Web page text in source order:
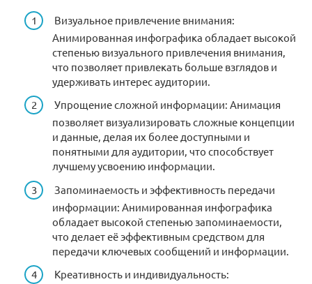
Визуальное привлечение внимания:
Анимированная инфографика обладает высокой
степенью визуального привлечения внимания,
что позволяет привлекать больше взглядов и
удерживать интерес аудитории.
Упрощение сложной информации: Анимация
позволяет визуализировать сложные концепции
и данные, делая их более доступными и
понятными для аудитории, что способствует
лучшему усвоению информации.
Запоминаемость и эффективность передачи
информации: Анимированная инфографика
обладает высокой степенью запоминаемости,
что делает её эффективным средством для
передачи ключевых сообщений и информации.
Креативность и индивидуальность: